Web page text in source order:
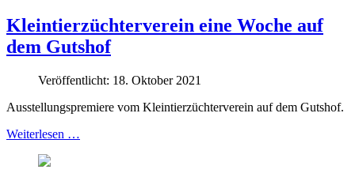
Kleintierzüchterverein eine Woche auf
dem Gutshof
Veröffentlicht: 18. Oktober 2021
Ausstellungspremiere vom Kleintierzüchterverein auf dem Gutshof.
Weiterlesen …